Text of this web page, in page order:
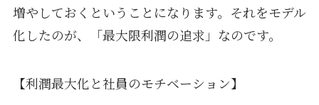
増やしておくということになります。それをモデル
化したのが、「最大限利潤の追求」なのです。
【利潤最大化と社員のモチベーション】